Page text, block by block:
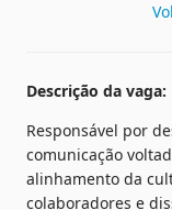
Descrição da vaga:
Responsável por
comunicação
alinhamento da
colaboradores e